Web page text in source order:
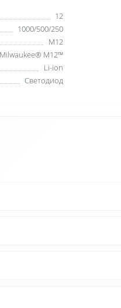
12
1000/500/250
М12
M12™
Li-ion
Светодиод